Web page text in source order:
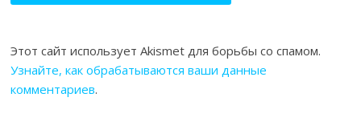
Этот сайт использует Akismet для борьбы со спамом.
Узнайте, как обрабатываются ваши данные
комментариев.